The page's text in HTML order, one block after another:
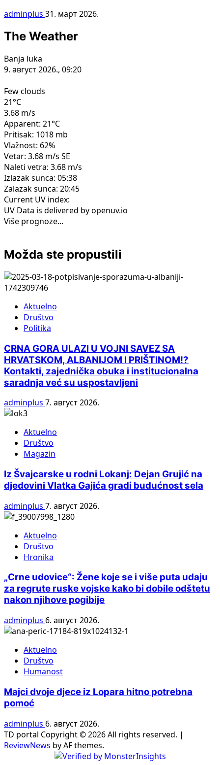
adminplus 31. март 2026.
The Weather
Banja luka
9. август 2026., 09:20
Few clouds
21°C
3.68 m/s
Apparent: 21°C
Pritisak: 1018 mb
Vlažnost: 62%
Vetar: 3.68 m/s SE
Naleti vetra: 3.68 m/s
Izlazak sunca: 05:38
Zalazak sunca: 20:45
Current UV index:
UV Data is delivered by openuv.io
Više prognoze...
Možda ste propustili
Aktuelno
Društvo
Politika
CRNA GORA ULAZI U VOJNI SAVEZ SA
HRVATSKOM, ALBANIJOM I PRIŠTINOM!?
Kontakti, zajednička obuka i institucionalna
saradnja već su uspostavljeni
adminplus 7. август 2026.
Aktuelno
Društvo
Magazin
Iz Švajcarske u rodni Lokanj: Dejan Grujić na
djedovini Vlatka Gajića gradi budućnost sela
adminplus 7. август 2026.
Aktuelno
Društvo
Hronika
„Crne udovice“: Žene koje se i više puta udaju
za regrute ruske vojske kako bi dobile odštetu
nakon njihove pogibije
adminplus 6. август 2026.
Aktuelno
Društvo
Humanost
Majci dvoje djece iz Lopara hitno potrebna
pomoć
adminplus 6. август 2026.
TD portal Copyright © 2026 All rights reserved. |
ReviewNews by AF themes.